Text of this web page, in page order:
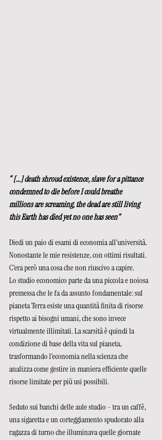
“ [...] death shroud existence, slave for a pittance
condemned to die before I could breathe
millions are screaming, the dead are still living
this Earth has died yet no one has seen”
Diedi un paio di esami di economia all’università.
Nonostante le mie resistenze, con ottimi risultati.
C’era però una cosa che non riuscivo a capire.
Lo studio economico parte da una piccola e noiosa
premessa che le fa da assunto fondamentale: sul
pianeta Terra esiste una quantità finita di risorse
rispetto ai bisogni umani, che sono invece
virtualmente illimitati. La scarsità è quindi la
condizione di base della vita sul pianeta,
trasformando l’economia nella scienza che
analizza come gestire in maniera efficiente quelle
risorse limitate per più usi possibili.
Seduto sui banchi delle aule studio - tra un caffè,
una sigaretta e un corteggiamento spudorato alla
ragazza di turno che illuminava quelle giornate